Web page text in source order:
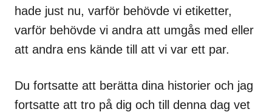
hade just nu, varför behövde vi etiketter,
varför behövde vi andra att umgås med eller
att andra ens kände till att vi var ett par.
Du fortsatte att berätta dina historier och jag
fortsatte att tro på dig och till denna dag vet